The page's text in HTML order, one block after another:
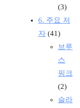
(3)
6. 주요 저
자 (41)
브루
스
핑크
(2)
슬라